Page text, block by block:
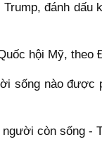
đánh dấu
hội Mỹ, theo
sống nào được
còn sống -